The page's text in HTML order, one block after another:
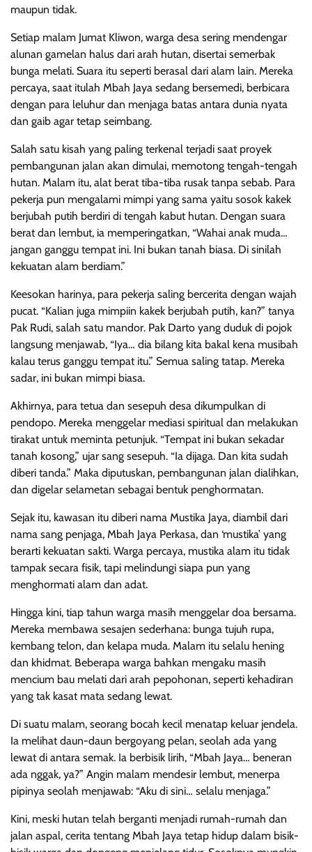
maupun tidak.
Setiap malam Jumat Kliwon, warga desa sering mendengar
alunan gamelan halus dari arah hutan, disertai semerbak
bunga melati. Suara itu seperti berasal dari alam lain. Mereka
percaya, saat itulah Mbah Jaya sedang bersemedi, berbicara
dengan para leluhur dan menjaga batas antara dunia nyata
dan gaib agar tetap seimbang.
Salah satu kisah yang paling terkenal terjadi saat proyek
pembangunan jalan akan dimulai, memotong tengah-tengah
hutan. Malam itu, alat berat tiba-tiba rusak tanpa sebab. Para
pekerja pun mengalami mimpi yang sama yaitu sosok kakek
berjubah putih berdiri di tengah kabut hutan. Dengan suara
berat dan lembut, ia memperingatkan, “Wahai anak muda…
jangan ganggu tempat ini. Ini bukan tanah biasa. Di sinilah
kekuatan alam berdiam.”
Keesokan harinya, para pekerja saling bercerita dengan wajah
pucat. “Kalian juga mimpiin kakek berjubah putih, kan?” tanya
Pak Rudi, salah satu mandor. Pak Darto yang duduk di pojok
langsung menjawab, “Iya… dia bilang kita bakal kena musibah
kalau terus ganggu tempat itu.” Semua saling tatap. Mereka
sadar, ini bukan mimpi biasa.
Akhirnya, para tetua dan sesepuh desa dikumpulkan di
pendopo. Mereka menggelar mediasi spiritual dan melakukan
tirakat untuk meminta petunjuk. “Tempat ini bukan sekadar
tanah kosong,” ujar sang sesepuh. “Ia dijaga. Dan kita sudah
diberi tanda.” Maka diputuskan, pembangunan jalan dialihkan,
dan digelar selametan sebagai bentuk penghormatan.
Sejak itu, kawasan itu diberi nama Mustika Jaya, diambil dari
nama sang penjaga, Mbah Jaya Perkasa, dan ‘mustika’ yang
berarti kekuatan sakti. Warga percaya, mustika alam itu tidak
tampak secara fisik, tapi melindungi siapa pun yang
menghormati alam dan adat.
Hingga kini, tiap tahun warga masih menggelar doa bersama.
Mereka membawa sesajen sederhana: bunga tujuh rupa,
kembang telon, dan kelapa muda. Malam itu selalu hening
dan khidmat. Beberapa warga bahkan mengaku masih
mencium bau melati dari arah pepohonan, seperti kehadiran
yang tak kasat mata sedang lewat.
Di suatu malam, seorang bocah kecil menatap keluar jendela.
Ia melihat daun-daun bergoyang pelan, seolah ada yang
lewat di antara semak. Ia berbisik lirih, “Mbah Jaya… beneran
ada nggak, ya?” Angin malam mendesir lembut, menerpa
pipinya seolah menjawab: “Aku di sini… selalu menjaga.”
Kini, meski hutan telah berganti menjadi rumah-rumah dan
jalan aspal, cerita tentang Mbah Jaya tetap hidup dalam bisik-